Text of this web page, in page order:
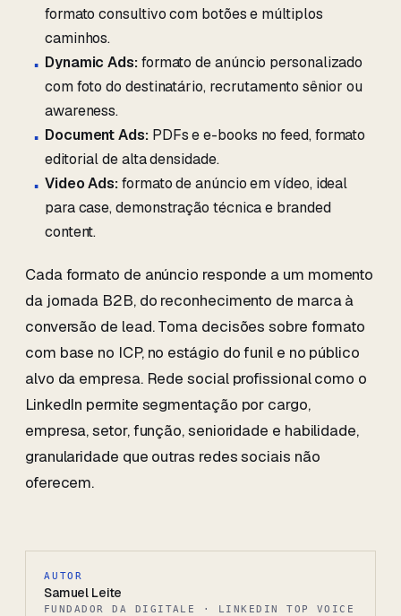
formato consultivo com botões e múltiplos
caminhos.
Dynamic Ads:formato de anúncio personalizado
com foto do destinatário, recrutamento sênior ou
awareness.
Document Ads:PDFs e e-books no feed, formato
editorial de alta densidade.
Video Ads:formato de anúncio em vídeo, ideal
para case, demonstração técnica e branded
content.
Cada formato de anúncio responde a um momento
da jornada B2B, do reconhecimento de marca à
conversão de lead. Toma decisões sobre formato
com base no ICP, no estágio do funil e no público
alvo da empresa. Rede social profissional como o
LinkedIn permite segmentação por cargo,
empresa, setor, função, senioridade e habilidade,
granularidade que outras redes sociais não
oferecem.
AUTOR
Samuel Leite
FUNDADOR DA DIGITALE · LINKEDIN TOP VOICE